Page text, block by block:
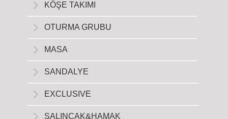
KÖŞE TAKIMI
OTURMA GRUBU
MASA
SANDALYE
EXCLUSIVE
SALINCAK&HAMAK